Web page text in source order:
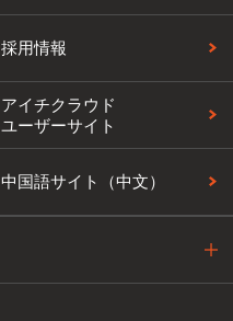
採用情報
アイチクラウド
ユーザーサイト
中国語サイト（中文）